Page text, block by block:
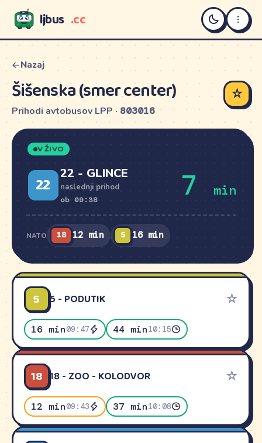
LJBUS ljbus .cc
Nazaj
Šišenska (smer center)
Prihodi avtobusov LPP · 803016
☆
V ŽIVO
22 22 - GLINCE
naslednji prihod
ob 09:38 7 min
NATO 18 12 min 5 16 min
5 5 - PODUTIK ☆
16 min09:47 44 min10:15
18 18 - ZOO - KOLODVOR ☆
12 min09:43 37 min10:08